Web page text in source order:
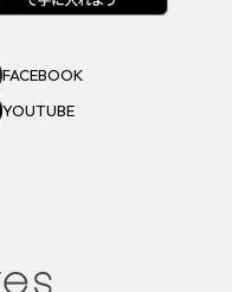
FACEBOOK
YOUTUBE